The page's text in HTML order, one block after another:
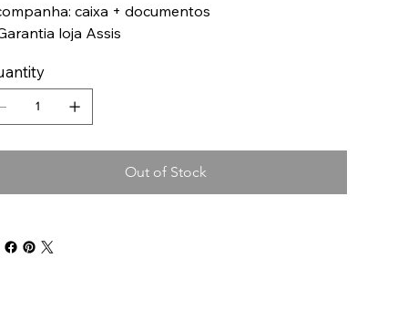
caixa + documentos
loja Assis
Out of Stock